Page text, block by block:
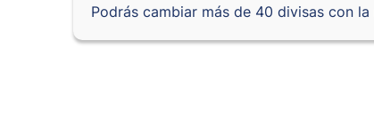
Podrás cambiar más de 40 divisas con